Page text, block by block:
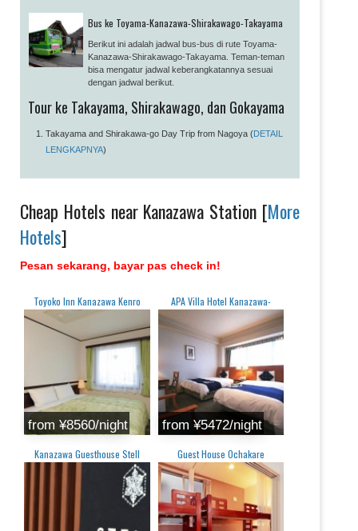
Bus ke Toyama-Kanazawa-Shirakawago-Takayama
Berikut ini adalah jadwal bus-bus di rute Toyama-
Kanazawa-Shirakawago-Takayama. Teman-teman
bisa mengatur jadwal keberangkatannya sesuai
dengan jadwal berikut.
Tour ke Takayama, Shirakawago, dan Gokayama
Takayama and Shirakawa-go Day Trip from Nagoya (DETAIL
LENGKAPNYA)
Cheap Hotels near Kanazawa Station [More
Hotels]
Pesan sekarang, bayar pas check in!
Toyoko Inn Kanazawa Kenro
from ¥8560/night
APA Villa Hotel Kanazawa-
from ¥5472/night
Kanazawa Guesthouse Stell Guest House Ochakare